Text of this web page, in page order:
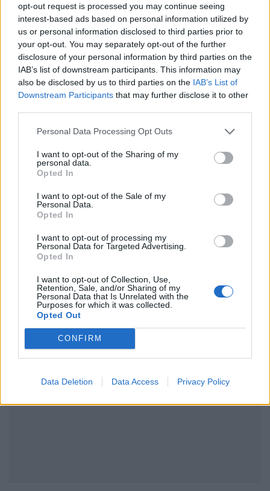
opt-out request is processed you may continue seeing
interest-based ads based on personal information utilized by
us or personal information disclosed to third parties prior to
your opt-out. You may separately opt-out of the further
disclosure of your personal information by third parties on the
IAB’s list of downstream participants. This information may
also be disclosed by us to third parties on the IAB’s List of
Downstream Participants that may further disclose it to other
Personal Data Processing Opt Outs
I want to opt-out of the Sharing of my
personal data.
Opted In
I want to opt-out of the Sale of my
Personal Data.
Opted In
I want to opt-out of processing my
Personal Data for Targeted Advertising.
Opted In
I want to opt-out of Collection, Use,
Retention, Sale, and/or Sharing of my
Personal Data that Is Unrelated with the
Purposes for which it was collected.
Opted Out
CONFIRM
Data Deletion Data Access Privacy Policy
Ακολουθήστε το Pink.gr στοGoogle Newsκαι
μάθετε πρώτοιτα πιο hot νέα.